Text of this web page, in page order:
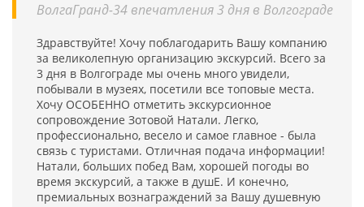
ВолгаГранд-34 впечатления 3 дня в Волгограде
Здравствуйте! Хочу поблагодарить Вашу компанию
за великолепную организацию экскурсий. Всего за
3 дня в Волгограде мы очень много увидели,
побывали в музеях, посетили все топовые места.
Хочу ОСОБЕННО отметить экскурсионное
сопровождение Зотовой Натали. Легко,
профессионально, весело и самое главное - была
связь с туристами. Отличная подача информации!
Натали, больших побед Вам, хорошей погоды во
время экскурсий, а также в душЕ. И конечно,
премиальных вознаграждений за Вашу душевную